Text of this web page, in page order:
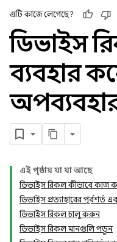
এটি কাজে লেগেছে?
ডিভাইস
ব্যবহার
এই পৃষ্ঠায় যা যা আছে
ডিভাইস রিকল কীভাবে কাজ
ডিভাইস প্রত্যাহারের পূর্বশর্ত
ডিভাইস রিকল চালু করুন
ডিভাইস রিকল মানগুলি পড়ুন